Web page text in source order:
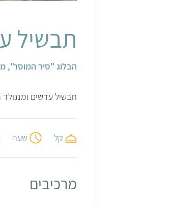
תבשיל
הבלוג "סיר המוסר",
תבשיל עדשים
קל שעה
מרכיבים